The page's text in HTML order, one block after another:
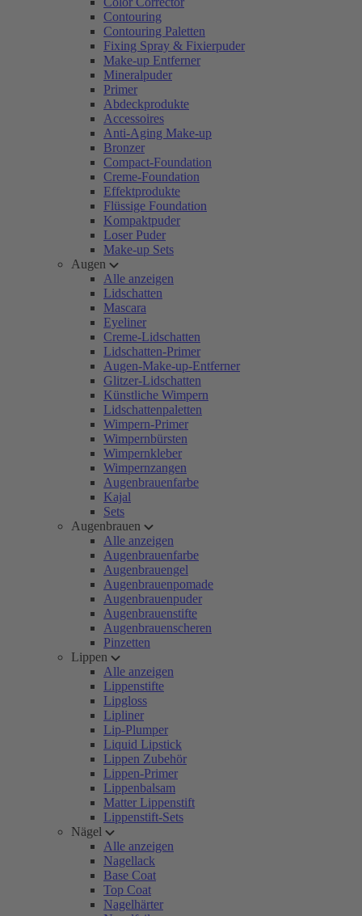
Contouring
Contouring Paletten
Fixing Spray & Fixierpuder
Make-up Entferner
Mineralpuder
Primer
Abdeckprodukte
Accessoires
Anti-Aging Make-up
Bronzer
Compact-Foundation
Creme-Foundation
Effektprodukte
Flüssige Foundation
Kompaktpuder
Loser Puder
Make-up Sets
Augen
Alle anzeigen
Lidschatten
Mascara
Eyeliner
Creme-Lidschatten
Lidschatten-Primer
Augen-Make-up-Entferner
Glitzer-Lidschatten
Künstliche Wimpern
Lidschattenpaletten
Wimpern-Primer
Wimpernbürsten
Wimpernkleber
Wimpernzangen
Augenbrauenfarbe
Kajal
Sets
Augenbrauen
Alle anzeigen
Augenbrauenfarbe
Augenbrauengel
Augenbrauenpomade
Augenbrauenpuder
Augenbrauenstifte
Augenbrauenscheren
Pinzetten
Lippen
Alle anzeigen
Lippenstifte
Lipgloss
Lipliner
Lip-Plumper
Liquid Lipstick
Lippen Zubehör
Lippen-Primer
Lippenbalsam
Matter Lippenstift
Lippenstift-Sets
Nägel
Alle anzeigen
Nagellack
Base Coat
Top Coat
Nagelhärter